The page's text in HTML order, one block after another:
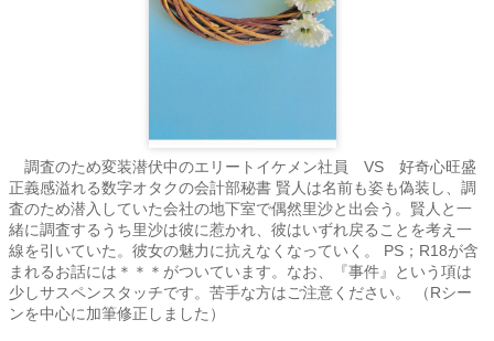
調査のため変装潜伏中のエリートイケメン社員 VS 好奇心旺盛
正義感溢れる数字オタクの会計部秘書 賢人は名前も姿も偽装し、調
査のため潜入していた会社の地下室で偶然里沙と出会う。賢人と一
緒に調査するうち里沙は彼に惹かれ、彼はいずれ戻ることを考え一
線を引いていた。彼女の魅力に抗えなくなっていく。 PS；R18が含
まれるお話には＊＊＊がついています。なお、『事件』という項は
少しサスペンスタッチです。苦手な方はご注意ください。 （Rシー
ンを中心に加筆修正しました）